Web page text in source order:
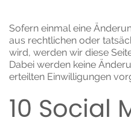
Sofern einmal eine
aus rechtlichen oder
wird, werden wir diese
Dabei werden keine
erteilten Einwilligungen
10 Social